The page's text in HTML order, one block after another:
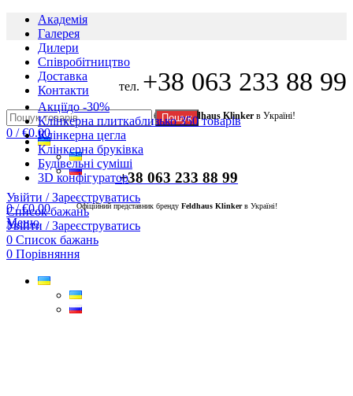
Академія
Галерея
Дилери
Cпівробітництво
Доставка
Контакти
Офіційний представник брендуFeldhaus Klinkerв Україні!
Увійти / Зареєструватись
Список бажань
Увійти / Зареєструватись
0 Список бажань
0 Порівняння
тел. +38 063 233 88 99
Пошук
0 / €0.00
+38 063 233 88 99
0/ €0.00
Меню
Акціїдо -30%
Клінкерна плиткаблизько 350 товарів
Клінкерна цегла
Клінкерна бруківка
Будівельні суміші
3D конфігуратор
Офіційний представник бренду Feldhaus Klinkerв Україні!